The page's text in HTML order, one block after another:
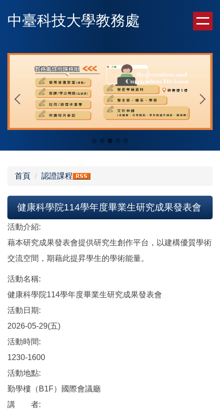
到
內
中臺科技大學教務處
首頁 認證課程
健康科學院114學年度畢業生研究成果發表會
活動介紹:
藉本研究成果發表會提供研究生創作平台，以建構優質學術
交流空間，期藉此提昇學生的學術能量。
活動名稱:
健康科學院114學年度畢業生研究成果發表會
活動日期:
2026-05-29(五)
活動時間:
1230-1600
活動地點:
勤學樓（B1F）國際會議廳
講 者: